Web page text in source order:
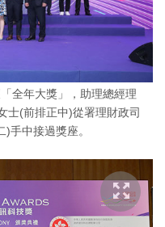
全年大獎」，助理總經理
士(前排正中)從署理財政司
手中接過獎座。